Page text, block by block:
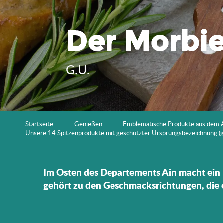
Der
G.U.
Startseite Genießen
Emblematische Produkte aus dem
Unsere 14 Spitzenprodukte mit geschützter Ursprungsbezeichnung
Im Osten des Departements Ain macht
gehört zu den Geschmacksrichtungen,